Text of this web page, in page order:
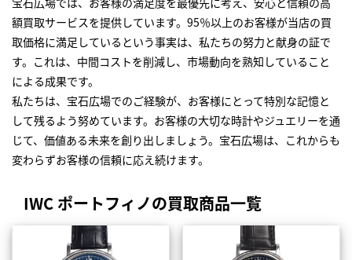
額買取サービスを提供しています。95％以上のお客様が当店の買
取価格に満足しているという事実は、私たちの努力と献身の証で
す。これは、中間コストを削減し、市場動向を熟知していること
による成果です。
私たちは、宝石広場でのご経験が、お客様にとって特別な記憶と
して残るよう努めています。お客様の大切な時計やジュエリーを通
じて、価値ある未来を創り出しましょう。宝石広場は、これからも
変わらずお客様の信頼に応え続けます。
IWC ポートフィノの買取商品一覧